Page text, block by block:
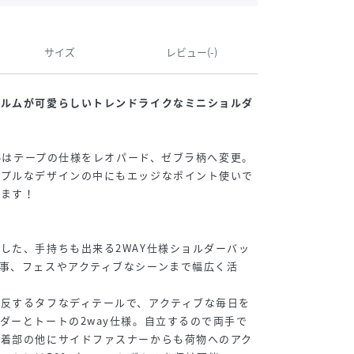
サイズ レビュー(-)
ムが可愛らしいトレンドライクなミニショルダ
テープの仕様をレオパード、ゼブラ柄へ変更。
ルなデザインの中にもエッジなポイント使いで
す！
た、手持ちも出来る2WAY仕様ショルダーバッ
、フェスやアクティブなシーンまで幅広く活
するタフなディテールで、アクティブな毎日を
ーとトートの2way仕様。自立するので両手で
部の他にサイドファスナーからも荷物へのアク